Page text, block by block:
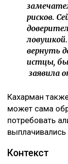
рисков.
вернуть
истцы,
заявила
Кахарман
может сама
потребовать
Контекст